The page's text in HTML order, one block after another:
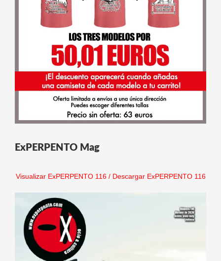
ExPERPENTO Mag
Visualizar ExPERPENTO 116/ Descargar ExPERPENTO 116